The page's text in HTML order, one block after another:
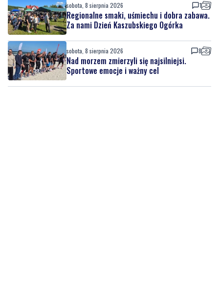
sobota, 8 sierpnia 2026 1
Regionalne smaki, uśmiechu i dobra zabawa.
Za nami Dzień Kaszubskiego Ogórka
sobota, 8 sierpnia 2026 8
Nad morzem zmierzyli się najsilniejsi.
Sportowe emocje i ważny cel